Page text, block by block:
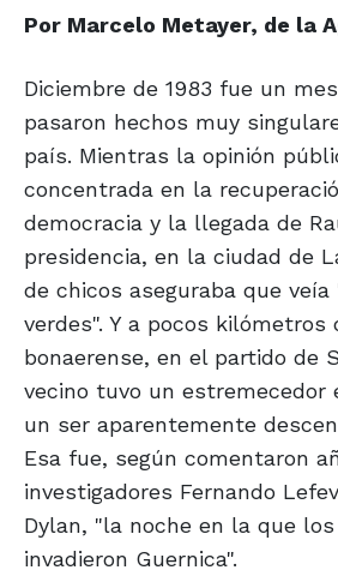
Por Marcelo Metayer, de la
Diciembre de 1983 fue un
pasaron hechos muy
país. Mientras la opinión
concentrada en la
democracia y la llegada de
presidencia, en la ciudad de
de chicos aseguraba que veía
verdes". Y a pocos kilómetros
bonaerense, en el partido de
vecino tuvo un estremecedor
un ser aparentemente
Esa fue, según comentaron
investigadores Fernando
Dylan, "la noche en la que
invadieron Guernica".